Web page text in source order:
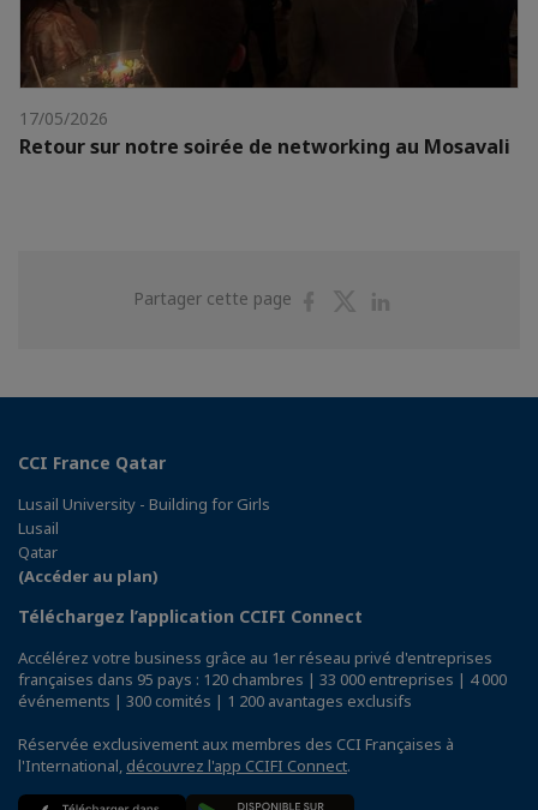
17/05/2026
Retour sur notre soirée de networking au Mosavali
Partager cette page
PartagerPartager
CCI France Qatar
Lusail University - Building for Girls
Lusail
Qatar
(Accéder au plan)
Téléchargez l’application CCIFI Connect
Accélérez votre business grâce au 1er réseau privé d'entreprises
françaises dans 95 pays : 120 chambres | 33 000 entreprises | 4 000
événements | 300 comités | 1 200 avantages exclusifs
Réservée exclusivement aux membres des CCI Françaises à
l'International, découvrez l'app CCIFI Connect.